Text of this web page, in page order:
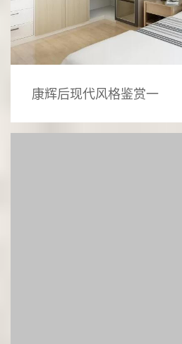
康辉后现代风格鉴赏一